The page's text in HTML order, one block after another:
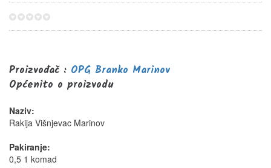
Proizvođač : OPG Branko Marinov
Općenito o proizvodu
Naziv:
Rakija Višnjevac Marinov
Pakiranje:
0,5 1 komad